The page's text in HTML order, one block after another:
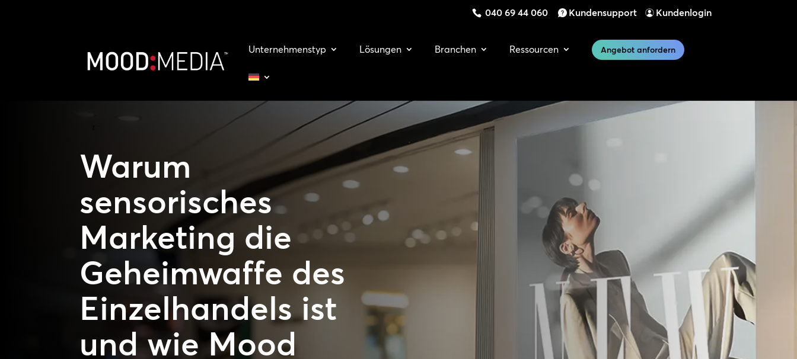
040 69 44 060 Kundensupport Kundenlogin
Unternehmenstyp Lösungen Branchen Ressourcen Angebot anfordern
Warum
sensorisches
Marketing die
Geheimwaffe des
Einzelhandels ist
und wie Mood